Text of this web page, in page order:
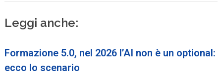
Leggi anche:
Formazione 5.0, nel 2026 l’AI non è un optional:
ecco lo scenario